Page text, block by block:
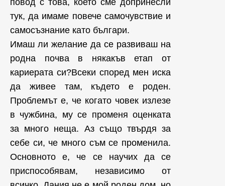
повод с това, което сме допринесли
тук, да имаме повече самочувствие и
самосъзнание като българи.
Имаш ли желание да се развиваш на
родна почва в някакъв етап от
кариерата си?Всеки според мен иска
да живее там, където е роден.
Проблемът е, че когато човек излезе
в чужбина, му се променя оценката
за много неща. Аз също твърдя за
себе си, че много съм се променила.
Основното е, че се научих да се
приспособявам, независимо от